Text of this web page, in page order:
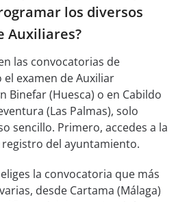
los diversos
Auxiliares?
las convocatorias de
el examen de Auxiliar
Binefar (Huesca) o en Cabildo
(Las Palmas), solo
sencillo. Primero, accedes a la
del ayuntamiento.
la convocatoria que más
desde Cartama (Málaga)